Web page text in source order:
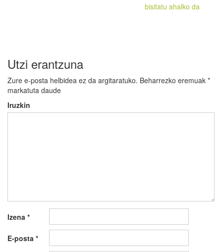
bisitatu ahalko da
Utzi erantzuna
Zure e-posta helbidea ez da argitaratuko. Beharrezko eremuak *
markatuta daude
Iruzkin
Izena *
E-posta *